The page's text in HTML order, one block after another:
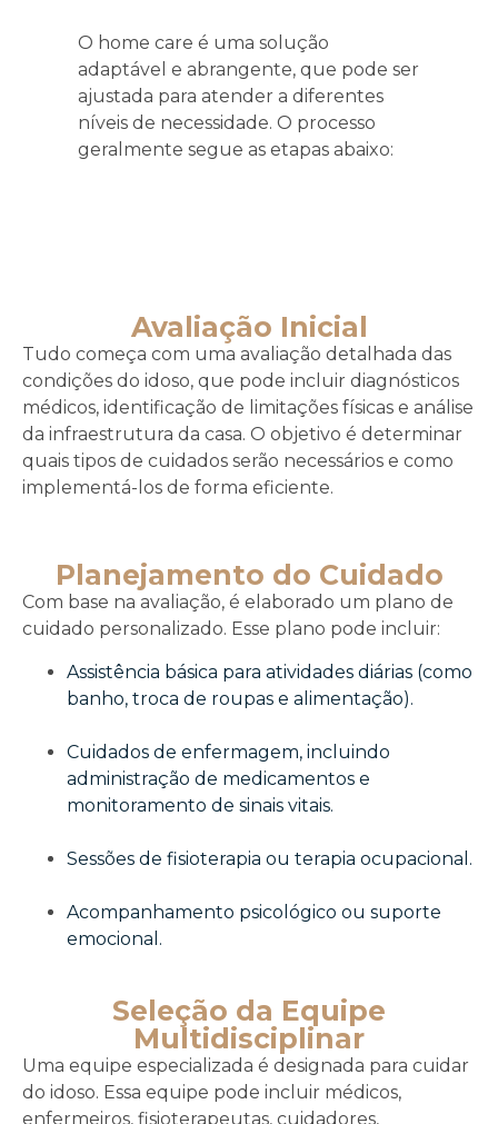
O home care é uma solução
adaptável e abrangente, que pode ser
ajustada para atender a diferentes
níveis de necessidade. O processo
geralmente segue as etapas abaixo:
Avaliação Inicial
Tudo começa com uma avaliação detalhada das
condições do idoso, que pode incluir diagnósticos
médicos, identificação de limitações físicas e análise
da infraestrutura da casa. O objetivo é determinar
quais tipos de cuidados serão necessários e como
implementá-los de forma eficiente.
Planejamento do Cuidado
Com base na avaliação, é elaborado um plano de
cuidado personalizado. Esse plano pode incluir:
Assistência básica para atividades diárias (como
banho, troca de roupas e alimentação).
Cuidados de enfermagem, incluindo
administração de medicamentos e
monitoramento de sinais vitais.
Sessões de fisioterapia ou terapia ocupacional.
Acompanhamento psicológico ou suporte
emocional.
Seleção da Equipe
Multidisciplinar
Uma equipe especializada é designada para cuidar
do idoso. Essa equipe pode incluir médicos,
enfermeiros, fisioterapeutas, cuidadores,